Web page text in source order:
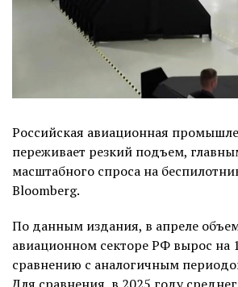
Российская авиационная
переживает резкий подъем,
масштабного спроса на
Bloomberg.
По данным издания, в апреле
авиационном секторе РФ вырос на
сравнению с аналогичным